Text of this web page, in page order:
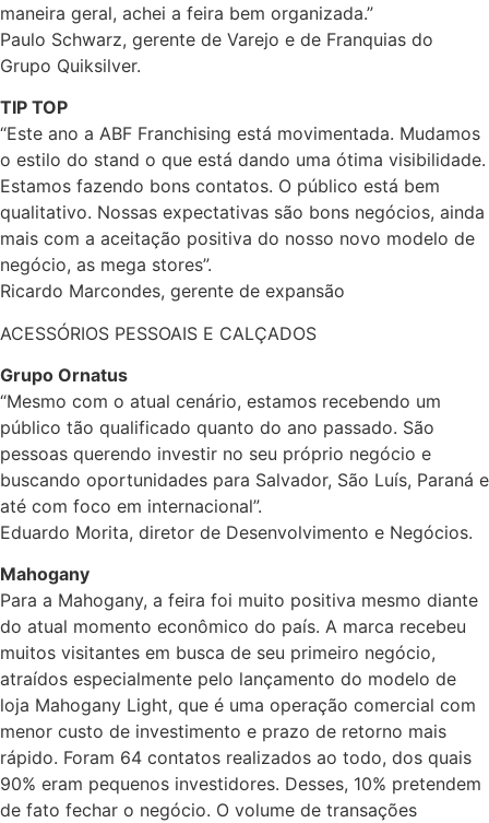
maneira geral, achei a feira bem organizada.”
Paulo Schwarz, gerente de Varejo e de Franquias do
Grupo Quiksilver.
TIP TOP
“Este ano a ABF Franchising está movimentada. Mudamos
o estilo do stand o que está dando uma ótima visibilidade.
Estamos fazendo bons contatos. O público está bem
qualitativo. Nossas expectativas são bons negócios, ainda
mais com a aceitação positiva do nosso novo modelo de
negócio, as mega stores”.
Ricardo Marcondes, gerente de expansão
ACESSÓRIOS PESSOAIS E CALÇADOS
Grupo Ornatus
“Mesmo com o atual cenário, estamos recebendo um
público tão qualificado quanto do ano passado. São
pessoas querendo investir no seu próprio negócio e
buscando oportunidades para Salvador, São Luís, Paraná e
até com foco em internacional”.
Eduardo Morita, diretor de Desenvolvimento e Negócios.
Mahogany
Para a Mahogany, a feira foi muito positiva mesmo diante
do atual momento econômico do país. A marca recebeu
muitos visitantes em busca de seu primeiro negócio,
atraídos especialmente pelo lançamento do modelo de
loja Mahogany Light, que é uma operação comercial com
menor custo de investimento e prazo de retorno mais
rápido. Foram 64 contatos realizados ao todo, dos quais
90% eram pequenos investidores. Desses, 10% pretendem
de fato fechar o negócio. O volume de transações